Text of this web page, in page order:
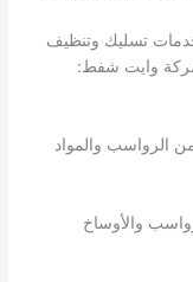
تسليك وتنظيف
شركة وايت شفط:
الرواسب والمواد
والأوساخ